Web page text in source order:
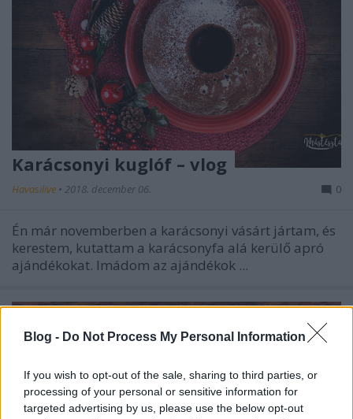
Blog - Do Not Process My Personal Information
If you wish to opt-out of the sale, sharing to third parties, or
processing of your personal or sensitive information for
targeted advertising by us, please use the below opt-out
Karácsonyi kuglóf – vlog
Havasilive • 2018. december 06. 0
Én már novemberben a karácsonyi vásárt jártam, és
kerestem, kutattam a karácsonyfa alá kerülő apró
ajándékokat. Imádom az ajándékok ...